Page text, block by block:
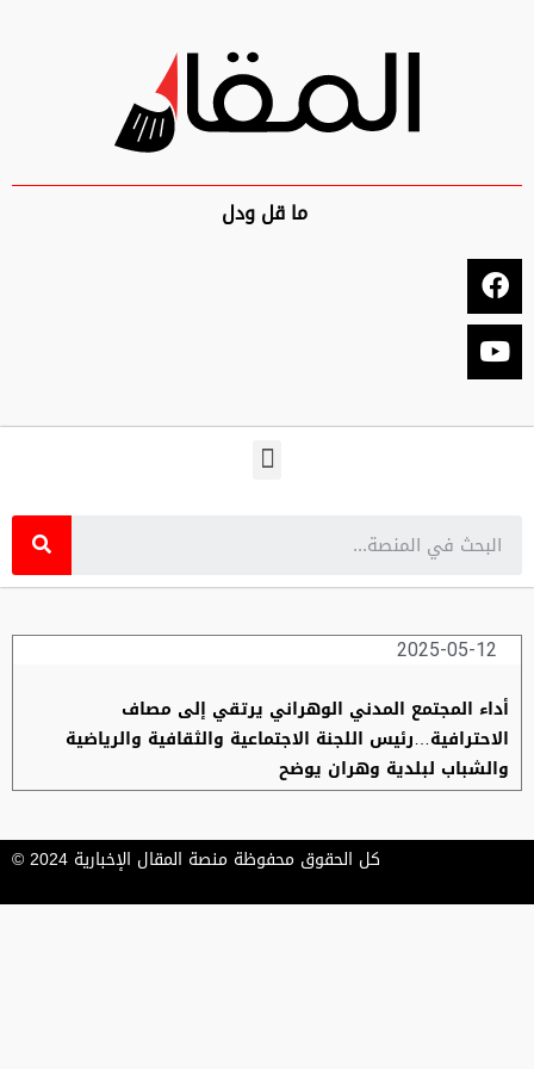
ما قل ودل
2025-05-12
أداء المجتمع المدني الوهراني يرتقي إلى مصاف
الاحترافية…رئيس اللجنة الاجتماعية والثقافية والرياضية
والشباب لبلدية وهران يوضح
كل الحقوق محفوظة منصة المقال الإخبارية 2024 ©